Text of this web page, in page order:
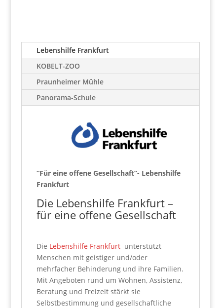
Lebenshilfe Frankfurt
KOBELT-ZOO
Praunheimer Mühle
Panorama-Schule
“Für eine offene Gesellschaft”- Lebenshilfe
Frankfurt
Die Lebenshilfe Frankfurt –
für eine offene Gesellschaft
Die Lebenshilfe Frankfurt unterstützt
Menschen mit geistiger und/oder
mehrfacher Behinderung und ihre Familien.
Mit Angeboten rund um Wohnen, Assistenz,
Beratung und Freizeit stärkt sie
Selbstbestimmung und gesellschaftliche